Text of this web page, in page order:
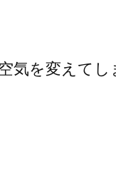
を変えてし